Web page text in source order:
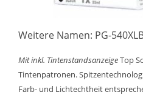
Weitere Namen: PG-
Mit inkl. TintenstandsanzeigeTop
Tintenpatronen.
Farb- und Lichtechtheit